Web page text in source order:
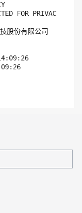
FOR PRIVAC
份有限公司